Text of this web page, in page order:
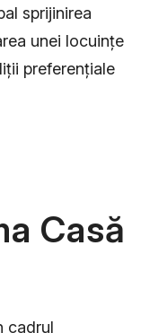
sprijinirea
unei locuințe
preferențiale
Casă
cadrul